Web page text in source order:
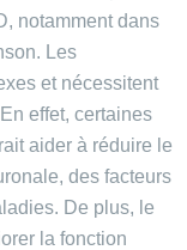
notamment dans
Les
et nécessitent
effet, certaines
aider à réduire le
des facteurs
De plus, le
la fonction